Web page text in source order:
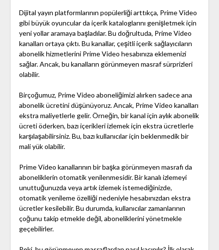
Dijital yayın platformlarının popülerliği arttıkça, Prime Video
gibi büyük oyuncular da içerik kataloglarını genişletmek için
yeni yollar aramaya başladılar. Bu doğrultuda, Prime Video
kanalları ortaya çıktı. Bu kanallar, çeşitli içerik sağlayıcıların
abonelik hizmetlerini Prime Video hesabınıza eklemenizi
sağlar. Ancak, bu kanalların görünmeyen masraf sürprizleri
olabilir.
Birçoğumuz, Prime Video aboneliğimizi alırken sadece ana
abonelik ücretini düşünüyoruz. Ancak, Prime Video kanalları
ekstra maliyetlerle gelir. Örneğin, bir kanal için aylık abonelik
ücreti öderken, bazı içerikleri izlemek için ekstra ücretlerle
karşılaşabilirsiniz. Bu, bazı kullanıcılar için beklenmedik bir
mali yük olabilir.
Prime Video kanallarının bir başka görünmeyen masrafı da
aboneliklerin otomatik yenilenmesidir. Bir kanalı izlemeyi
unuttuğunuzda veya artık izlemek istemediğinizde,
otomatik yenileme özelliği nedeniyle hesabınızdan ekstra
ücretler kesilebilir. Bu durumda, kullanıcılar zamanlarının
çoğunu takip etmekle değil, aboneliklerini yönetmekle
geçebilirler.